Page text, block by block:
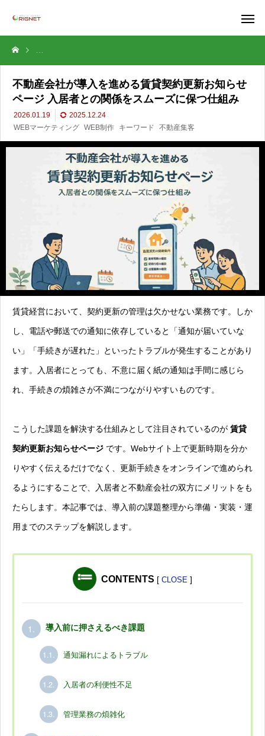
不動産会社が導入を進める賃貸契約更新お知らせページ 入居者との関
不動産会社が導入を進める賃貸契約更新お知らせ
ページ 入居者との関係をスムーズに保つ仕組み
2026.01.19
2025.12.24
WEBマーケティング WEB制作 キーワード 不動産集客
賃貸経営において、契約更新の管理は欠かせない業務です。しか
し、電話や郵送での通知に依存していると「通知が届いていな
い」「手続きが遅れた」といったトラブルが発生することがあり
ます。入居者にとっても、不意に届く紙の通知は手間に感じら
れ、手続きの煩雑さが不満につながりやすいものです。
こうした課題を解決する仕組みとして注目されているのが 賃貸
契約更新お知らせページ です。Webサイト上で更新時期を分か
りやすく伝えるだけでなく、更新手続きをオンラインで進められ
るようにすることで、入居者と不動産会社の双方にメリットをも
たらします。本記事では、導入前の課題整理から準備・実装・運
用までのステップを解説します。
CONTENTS [ CLOSE ]
1. 導入前に押さえるべき課題
1.1. 通知漏れによるトラブル
1.2. 入居者の利便性不足
1.3. 管理業務の煩雑化